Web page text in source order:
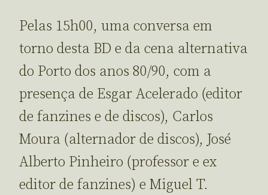
Pelas 15h00, uma conversa em
torno desta BD e da cena alternativa
do Porto dos anos 80/90, com a
presença de Esgar Acelerado (editor
de fanzines e de discos), Carlos
Moura (alternador de discos), José
Alberto Pinheiro (professor e ex
editor de fanzines) e Miguel T.